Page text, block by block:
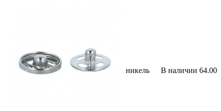
никель В наличии 64.00